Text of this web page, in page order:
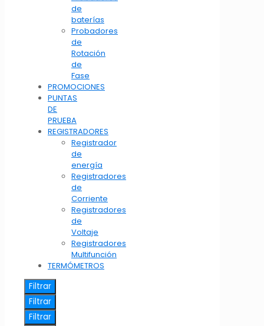
de
baterías
Probadores
de
Rotación
de
Fase
PROMOCIONES
PUNTAS
DE
PRUEBA
REGISTRADORES
Registrador
de
energía
Registradores
de
Corriente
Registradores
de
Voltaje
Registradores
Multifunción
TERMÓMETROS
Filtrar
Filtrar
Filtrar